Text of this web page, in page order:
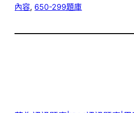
內容, 650-299題庫